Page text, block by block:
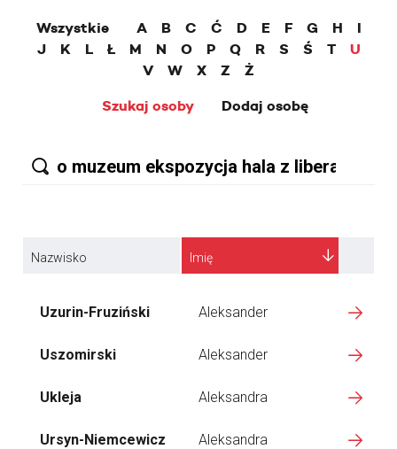
Wszystkie A B C Ć D E F G H
I
J
K L Ł M N O P Q R S Ś T
U
V
W X Z
Ż
Szukaj osoby
Dodaj osobę
Nazwisko Imię
Uzurin-Fruziński Aleksander
Uszomirski Aleksander
Ukleja Aleksandra
Ursyn-Niemcewicz Aleksandra